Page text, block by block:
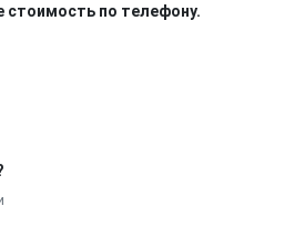
стоимость по телефону.